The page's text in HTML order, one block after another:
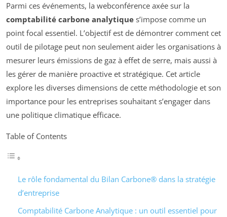
Parmi ces événements, la webconférence axée sur la
comptabilité carbone analytique s’impose comme un
point focal essentiel. L’objectif est de démontrer comment cet
outil de pilotage peut non seulement aider les organisations à
mesurer leurs émissions de gaz à effet de serre, mais aussi à
les gérer de manière proactive et stratégique. Cet article
explore les diverses dimensions de cette méthodologie et son
importance pour les entreprises souhaitant s’engager dans
une politique climatique efficace.
Table of Contents
Le rôle fondamental du Bilan Carbone® dans la stratégie
d’entreprise
Comptabilité Carbone Analytique : un outil essentiel pour